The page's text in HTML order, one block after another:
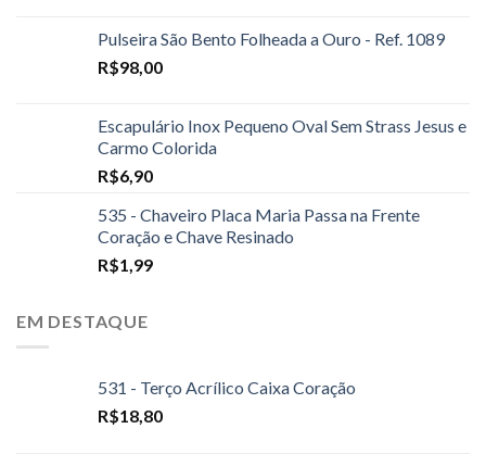
Pulseira São Bento Folheada a Ouro - Ref. 1089
R$98,00
Escapulário Inox Pequeno Oval Sem Strass Jesus e
Carmo Colorida
R$6,90
535 - Chaveiro Placa Maria Passa na Frente
Coração e Chave Resinado
R$1,99
EM DESTAQUE
531 - Terço Acrílico Caixa Coração
R$18,80